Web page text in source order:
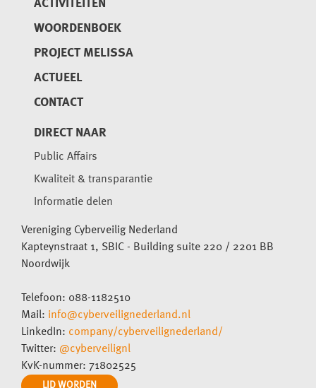
ACTIVITEITEN
WOORDENBOEK
PROJECT MELISSA
ACTUEEL
CONTACT
DIRECT NAAR
Public Affairs
Kwaliteit & transparantie
Informatie delen
Vereniging Cyberveilig Nederland
Kapteynstraat 1, SBIC - Building suite 220 / 2201 BB
Noordwijk
Telefoon: 088-1182510
Mail: info@cyberveilignederland.nl
LinkedIn: company/cyberveilignederland/
Twitter: @cyberveilignl
KvK-nummer: 71802525
LID WORDEN